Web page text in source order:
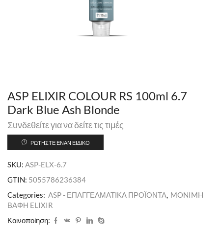
ASP ELIXIR COLOUR RS 100ml 6.7
Dark Blue Ash Blonde
Συνδεθείτε για να δείτε τις τιμές
ΡΩΤΉΣΤΕ ΈΝΑΝ ΕΙΔΙΚΌ
SKU: ASP-ELX-6.7
GTIN: 5055786236384
Categories: ASP - ΕΠΑΓΓΕΛΜΑΤΙΚΑ ΠΡΟΪΟΝΤΑ, MONIMH
ΒΑΦΗ ELIXIR
Κοινοποίηση: